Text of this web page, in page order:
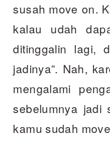
susah move on.
kalau udah
ditinggalin lagi,
jadinya”. Nah,
mengalami
sebelumnya jadi
kamu sudah